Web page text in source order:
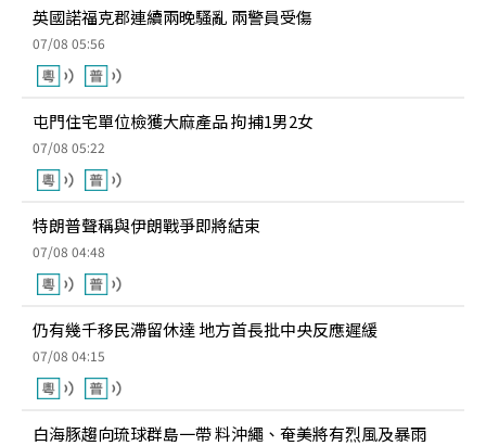
英國諾福克郡連續兩晚騷亂 兩警員受傷
07/08 05:56
屯門住宅單位檢獲大麻產品 拘捕1男2女
07/08 05:22
特朗普聲稱與伊朗戰爭即將結束
07/08 04:48
仍有幾千移民滯留休達 地方首長批中央反應遲緩
07/08 04:15
白海豚趨向琉球群島一帶 料沖繩、奄美將有烈風及暴雨